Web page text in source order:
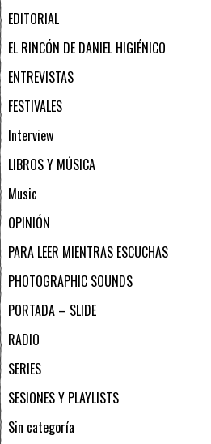
EDITORIAL
EL RINCÓN DE DANIEL HIGIÉNICO
ENTREVISTAS
FESTIVALES
Interview
LIBROS Y MÚSICA
Music
OPINIÓN
PARA LEER MIENTRAS ESCUCHAS
PHOTOGRAPHIC SOUNDS
PORTADA – SLIDE
RADIO
SERIES
SESIONES Y PLAYLISTS
Sin categoría